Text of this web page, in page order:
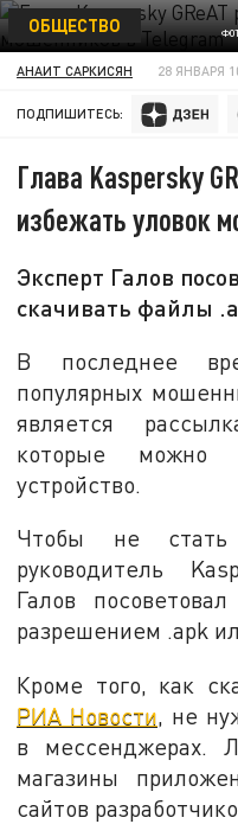
ОБЩЕСТВО
АНАИТ САРКИСЯН 28 ЯНВАРЯ
ПОДПИШИТЕСЬ:
Глава Kaspersky
избежать уловок
Эксперт Галов
скачивать файлы
В последнее
популярных
является
которые можно
устройство.
Чтобы не стать
руководитель
Галов
разрешением .apk
Кроме того, как
РИА Новости, не
в мессенджерах.
магазины
сайтов